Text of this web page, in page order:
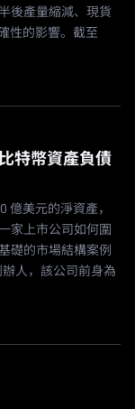
後產量縮減、現貨
性的影響。截至
特幣資產負債
億美元的淨資產，
家上市公司如何圍
礎的市場結構案例
人，該公司前身為